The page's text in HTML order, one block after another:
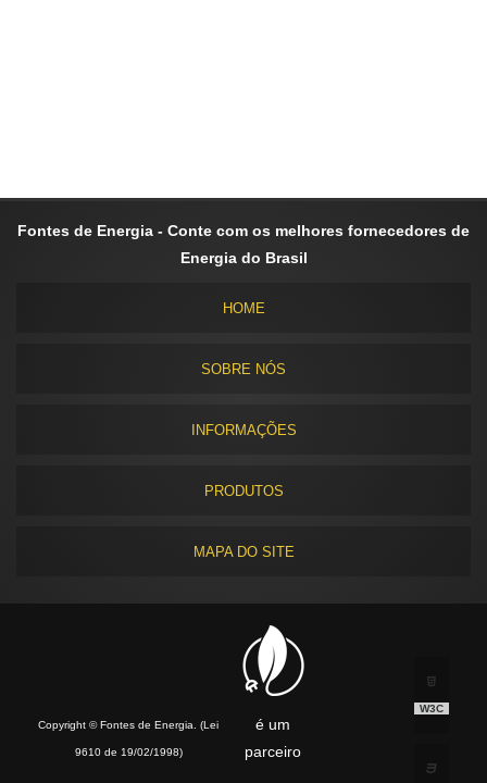
Fontes de Energia - Conte com os melhores fornecedores de
Energia do Brasil
HOME
SOBRE NÓS
INFORMAÇÕES
PRODUTOS
MAPA DO SITE
Copyright © Fontes de Energia. (Lei
9610 de 19/02/1998)
é um
parceiro
W3C